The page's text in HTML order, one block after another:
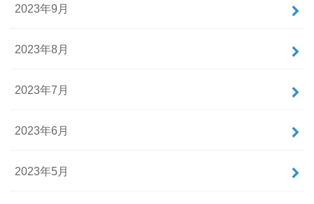
2023年9月
2023年8月
2023年7月
2023年6月
2023年5月